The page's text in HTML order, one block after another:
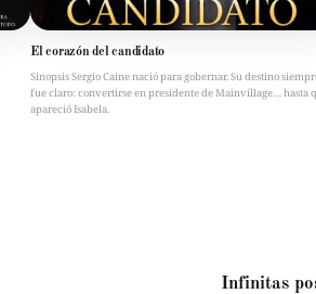
El corazón del candidato
Sinopsis Sergio Caine nació para gobernar. Su destino
fue claro: convertirse en presidente de Mainvillage… hasta
apareció Isabela.
Infinitas